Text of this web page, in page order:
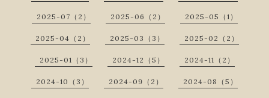
2025-07（2） 2025-06（2） 2025-05（1）
2025-04（2） 2025-03（3） 2025-02（2）
2025-01（3） 2024-12（5） 2024-11（2）
2024-10（3） 2024-09（2） 2024-08（5）